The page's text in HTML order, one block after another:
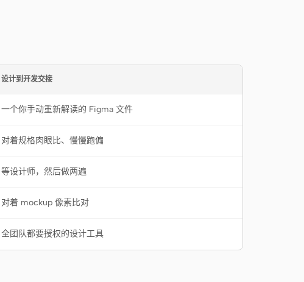
设计到开发交接
一个你手动重新解读的 Figma 文件
对着规格肉眼比、慢慢跑偏
等设计师，然后做两遍
对着 mockup 像素比对
全团队都要授权的设计工具